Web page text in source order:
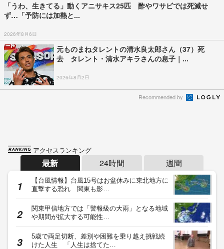
「うわ、生きてる」動くアニサキス25匹 酢やワサビでは死滅せ
ず…「予防には加熱と...
2026年8月6日
元ものまねタレントの清水良太郎さん（37）死
去 タレント・清水アキラさんの息子｜...
2026年8月2日
Recommended by
アクセスランキング
最新 24時間 週間
【台風情報】台風15号はお盆休みに東北地方に
直撃する恐れ 関東も影…
関東甲信地方では「警報級の大雨」となる地域
や期間が拡大する可能性…
5歳で両足切断、差別や困難を乗り越え挑戦続
けた人生 「人生は捨てた…